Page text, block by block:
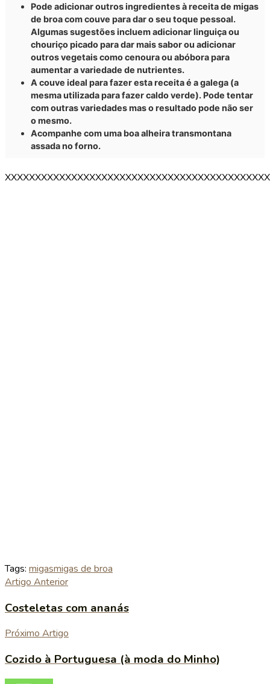
Pode adicionar outros ingredientes à receita de migas
de broa com couve para dar o seu toque pessoal.
Algumas sugestões incluem adicionar linguiça ou
chouriço picado para dar mais sabor ou adicionar
outros vegetais como cenoura ou abóbora para
aumentar a variedade de nutrientes.
A couve ideal para fazer esta receita é a galega (a
mesma utilizada para fazer caldo verde). Pode tentar
com outras variedades mas o resultado pode não ser
o mesmo.
Acompanhe com uma boa alheira transmontana
assada no forno.
Tags: migasmigas de broa
Artigo Anterior
Costeletas com ananás
Próximo Artigo
Cozido à Portuguesa (à moda do Minho)